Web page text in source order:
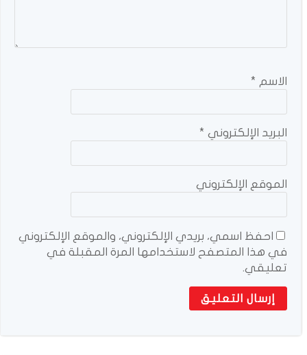
الاسم *
البريد الإلكتروني *
الموقع الإلكتروني
احفظ اسمي، بريدي الإلكتروني، والموقع الإلكتروني
في هذا المتصفح لاستخدامها المرة المقبلة في
تعليقي.